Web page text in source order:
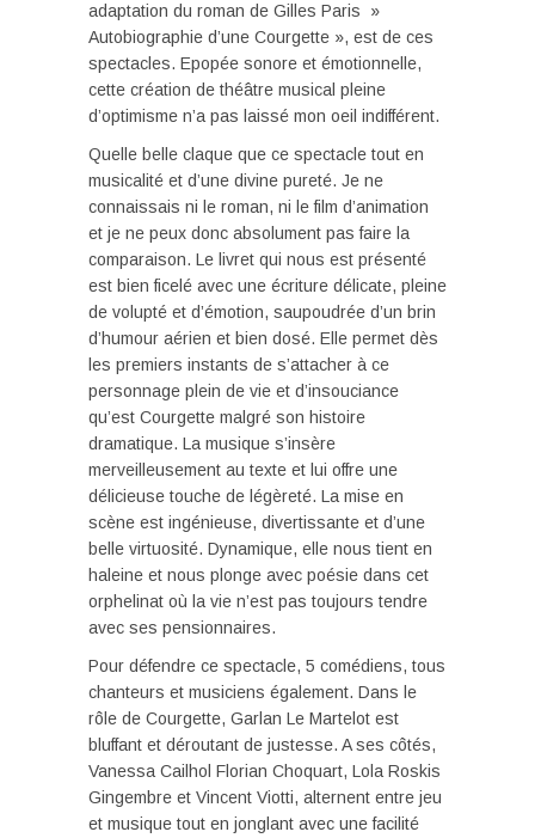
adaptation du roman de Gilles Paris »
Autobiographie d’une Courgette », est de ces
spectacles. Epopée sonore et émotionnelle,
cette création de théâtre musical pleine
d’optimisme n’a pas laissé mon oeil indifférent.
Quelle belle claque que ce spectacle tout en
musicalité et d’une divine pureté. Je ne
connaissais ni le roman, ni le film d’animation
et je ne peux donc absolument pas faire la
comparaison. Le livret qui nous est présenté
est bien ficelé avec une écriture délicate, pleine
de volupté et d’émotion, saupoudrée d’un brin
d’humour aérien et bien dosé. Elle permet dès
les premiers instants de s’attacher à ce
personnage plein de vie et d’insouciance
qu’est Courgette malgré son histoire
dramatique. La musique s’insère
merveilleusement au texte et lui offre une
délicieuse touche de légèreté. La mise en
scène est ingénieuse, divertissante et d’une
belle virtuosité. Dynamique, elle nous tient en
haleine et nous plonge avec poésie dans cet
orphelinat où la vie n’est pas toujours tendre
avec ses pensionnaires.
Pour défendre ce spectacle, 5 comédiens, tous
chanteurs et musiciens également. Dans le
rôle de Courgette, Garlan Le Martelot est
bluffant et déroutant de justesse. A ses côtés,
Vanessa Cailhol Florian Choquart, Lola Roskis
Gingembre et Vincent Viotti, alternent entre jeu
et musique tout en jonglant avec une facilité